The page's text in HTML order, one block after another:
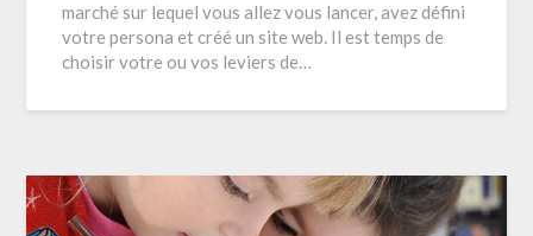
marché sur lequel vous allez vous lancer, avez défini
votre persona et créé un site web. Il est temps de
choisir votre ou vos leviers de…